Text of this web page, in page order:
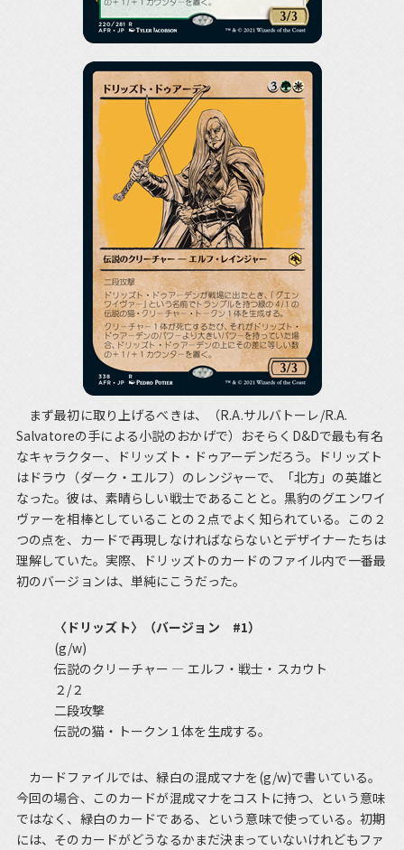
まず最初に取り上げるべきは、（R.A.サルバトーレ/R.A.
Salvatoreの手による小説のおかげで）おそらくD&Dで最も有名
なキャラクター、ドリッズト・ドゥアーデンだろう。ドリッズト
はドラウ（ダーク・エルフ）のレンジャーで、「北方」の英雄と
なった。彼は、素晴らしい戦士であることと。黒豹のグエンワイ
ヴァーを相棒としていることの２点でよく知られている。この２
つの点を、カードで再現しなければならないとデザイナーたちは
理解していた。実際、ドリッズトのカードのファイル内で一番最
初のバージョンは、単純にこうだった。
〈ドリッズト〉（バージョン #1）
(g/w)
伝説のクリーチャー ― エルフ・戦士・スカウト
２/２
二段攻撃
伝説の猫・トークン１体を生成する。
カードファイルでは、緑白の混成マナを(g/w)で書いている。
今回の場合、このカードが混成マナをコストに持つ、という意味
ではなく、緑白のカードである、という意味で使っている。初期
には、そのカードがどうなるかまだ決まっていないけれどもファ